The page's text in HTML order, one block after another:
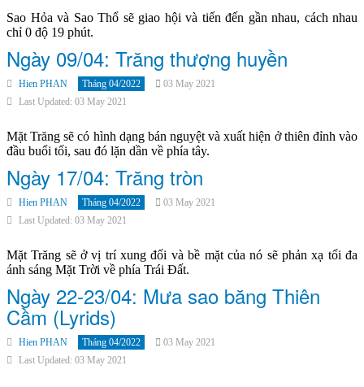
Sao Hỏa và Sao Thổ sẽ giao hội và tiến đến gần nhau, cách nhau
chỉ 0 độ 19 phút.
Ngày 09/04: Trăng thượng huyền
Hien PHAN Tháng 04/2022
03 May 2021
Last Updated: 03 May 2021
Mặt Trăng sẽ có hình dạng bán nguyệt và xuất hiện ở thiên đỉnh vào
đầu buổi tối, sau đó lặn dần về phía tây.
Ngày 17/04: Trăng tròn
Hien PHAN Tháng 04/2022
03 May 2021
Last Updated: 03 May 2021
Mặt Trăng sẽ ở vị trí xung đối và bề mặt của nó sẽ phản xạ tối đa
ánh sáng Mặt Trời về phía Trái Đất.
Ngày 22-23/04: Mưa sao băng Thiên
Cầm (Lyrids)
Hien PHAN Tháng 04/2022
03 May 2021
Last Updated: 03 May 2021